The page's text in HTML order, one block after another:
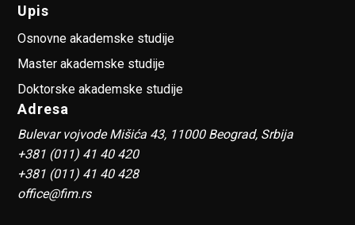
Upis
Osnovne akademske studije
Master akademske studije
Doktorske akademske studije
Adresa
Bulevar vojvode Mišića 43, 11000 Beograd, Srbija
+381 (011) 41 40 420
+381 (011) 41 40 428
office@fim.rs